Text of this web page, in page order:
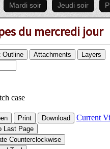
Mardi soir Jeudi soir
du mercredi jour